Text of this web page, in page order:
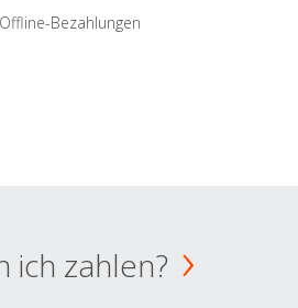
Bezahlungen
ich zahlen?